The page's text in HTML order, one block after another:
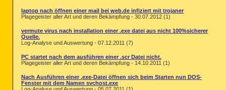
laptop nach öffnen einer mail bei web.de infiziert mit trojaner
Plagegeister aller Art und deren Bekämpfung - 30.07.2012 (1)
vermute virus nach installation einer .exe datei aus nicht 100%sicherer
Quelle.
Log-Analyse und Auswertung - 07.12.2011 (7)
PC startet nach dem ausführen einer .scr Datei nicht.
Plagegeister aller Art und deren Bekämpfung - 14.10.2011 (1)
Nach Ausführen einer .exe-Datei öffnen sich beim Starten nun DOS-
Fenster mit dem Namen svchost.exe